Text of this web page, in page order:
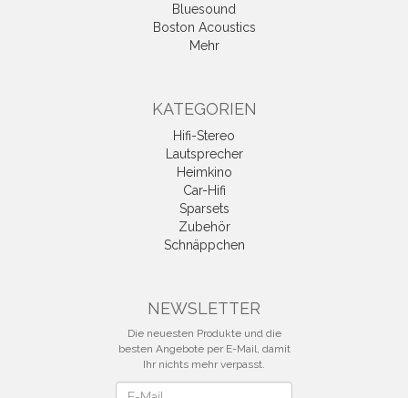
Bluesound
Boston Acoustics
Mehr
KATEGORIEN
Hifi-Stereo
Lautsprecher
Heimkino
Car-Hifi
Sparsets
Zubehör
Schnäppchen
NEWSLETTER
Die neuesten Produkte und die
besten Angebote per E-Mail, damit
Ihr nichts mehr verpasst.